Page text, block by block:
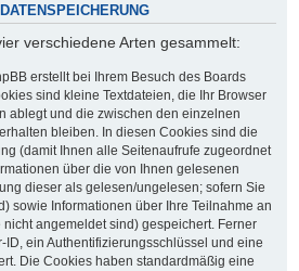
verschiedene Arten gesammelt:
erstellt bei Ihrem Besuch des Boards
sind kleine Textdateien, die Ihr Browser
ablegt und die zwischen den einzelnen
bleiben. In diesen Cookies sind die
(damit Ihnen alle Seitenaufrufe zugeordnet
über die von Ihnen gelesenen
dieser als gelesen/ungelesen; sofern Sie
sowie Informationen über Ihre Teilnahme an
nicht angemeldet sind) gespeichert. Ferner
ID, ein Authentifizierungsschlüssel und eine
Die Cookies haben standardmäßig eine